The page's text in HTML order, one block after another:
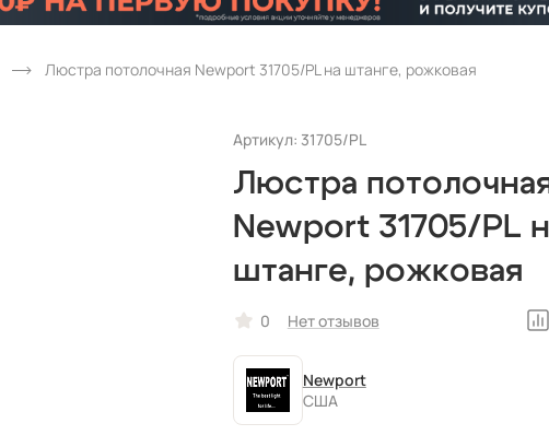
Люстра потолочная Newport 31705/PL на штанге, рожковая
Артикул: 31705/PL
Люстра
Newport 31705/PL
штанге, рожковая
0 Нет отзывов
Newport
США